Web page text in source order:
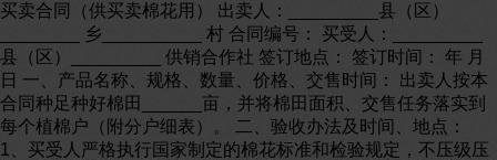
买卖合同（供买卖棉花用） 出卖人：_________县（区）
________ 乡__________ 村 合同编号： 买受人：_________
县（区）_________ 供销合作社 签订地点： 签订时间： 年 月
日 一、产品名称、规格、数量、价格、交售时间： 出卖人按本
合同种足种好棉田______亩，并将棉田面积、交售任务落实到
每个植棉户（附分户细表）。 二、验收办法及时间、地点：
1、买受人严格执行国家制定的棉花标准和检验规定，不压级压